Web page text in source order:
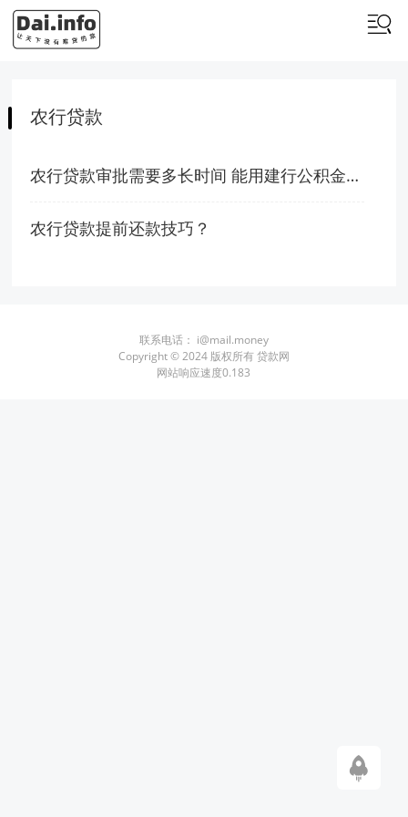
农行贷款
农行贷款审批需要多长时间 能用建行公积金还款吗
农行贷款提前还款技巧？
联系电话： i@mail.money
Copyright © 2024 版权所有 贷款网
网站响应速度0.183